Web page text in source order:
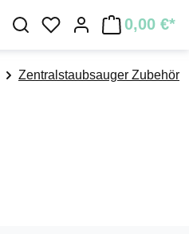
Du hast 0 Produkte
0,00 €*
Zentralstaubsauger Zubehör